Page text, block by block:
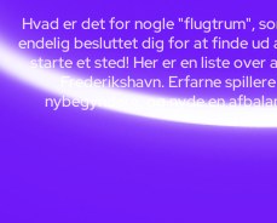
Hvad er det for nogle "flugtrum",
endelig besluttet dig for at finde ud
starte et sted! Her er en liste over
Frederikshavn. Erfarne
nybegyndere, og nyde en